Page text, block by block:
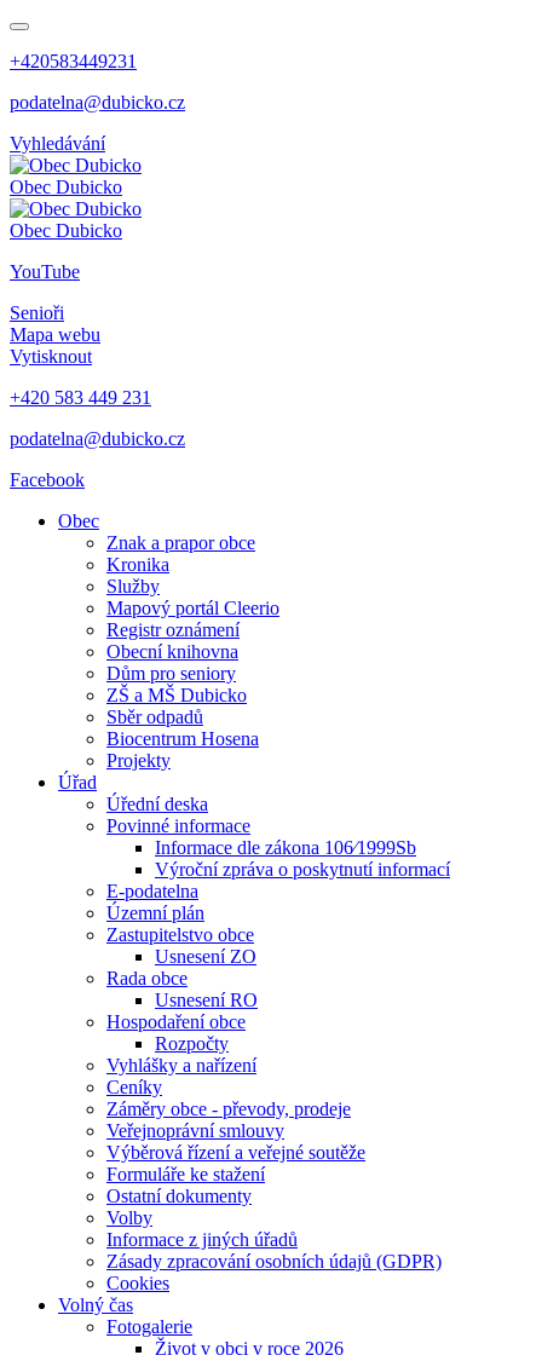
+420583449231
podatelna@dubicko.cz
Vyhledávání
Obec Dubicko
Obec Dubicko
YouTube
Senioři
Mapa webu
Vytisknout
+420 583 449 231
podatelna@dubicko.cz
Facebook
Obec
Znak a prapor obce
Kronika
Služby
Mapový portál Cleerio
Registr oznámení
Obecní knihovna
Dům pro seniory
ZŠ a MŠ Dubicko
Sběr odpadů
Biocentrum Hosena
Projekty
Úřad
Úřední deska
Povinné informace
Informace dle zákona 106⁄1999Sb
Výroční zpráva o poskytnutí informací
E-podatelna
Územní plán
Zastupitelstvo obce
Usnesení ZO
Rada obce
Usnesení RO
Hospodaření obce
Rozpočty
Vyhlášky a nařízení
Ceníky
Záměry obce - převody, prodeje
Veřejnoprávní smlouvy
Výběrová řízení a veřejné soutěže
Formuláře ke stažení
Ostatní dokumenty
Volby
Informace z jiných úřadů
Zásady zpracování osobních údajů (GDPR)
Cookies
Volný čas
Fotogalerie
Život v obci v roce 2026